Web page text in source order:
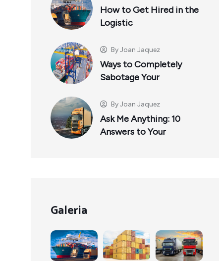
How to Get Hired in the
Logistic
ByJoan Jaquez
Ways to Completely
Sabotage Your
ByJoan Jaquez
Ask Me Anything: 10
Answers to Your
Galeria